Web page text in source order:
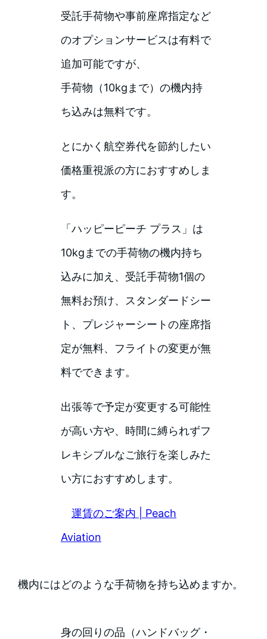
受託手荷物や事前座席指定など
のオプションサービスは有料で
追加可能ですが、
手荷物（10kgまで）の機内持
ち込みは無料です。
とにかく航空券代を節約したい
価格重視派の方におすすめしま
す。
「ハッピーピーチ プラス」は
10kgまでの手荷物の機内持ち
込みに加え、受託手荷物1個の
無料お預け、スタンダードシー
ト、プレジャーシートの座席指
定が無料、フライトの変更が無
料でできます。
出張等で予定が変更する可能性
が高い方や、時間に縛られずフ
レキシブルなご旅行を楽しみた
い方におすすめします。
運賃のご案内 | Peach
Aviation
機内にはどのような手荷物を持ち込めますか。
身の回りの品（ハンドバッグ・